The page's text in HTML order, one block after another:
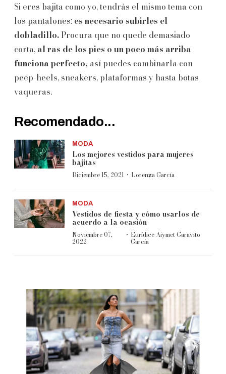
Si eres bajita como yo, tendrás el mismo tema con
los pantalones: es necesario subirles el
dobladillo. Procura que no quede demasiado
corta, al ras de los pies o un poco más arriba
funciona perfecto, así puedes combinarla con
peep-heels, sneakers, plataformas y hasta botas
vaqueras.
Recomendado...
MODA
Los mejores vestidos para mujeres
bajitas
Diciembre 15, 2021 · Lorenza García
MODA
Vestidos de fiesta y cómo usarlos de
acuerdo a la ocasión
Noviembre 07,
2022 · Eurídice Aiymet Garavito
García